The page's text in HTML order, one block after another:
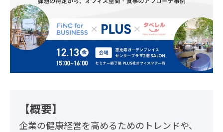
【概要】
企業の健康経営を高めるためのトレンドや、